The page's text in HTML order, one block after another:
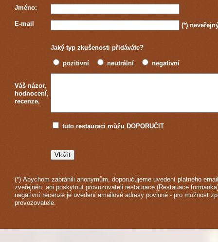
Jméno:
E-mail (*)
Jaký typ zkušenosti přidáváte?
pozitivní neutrální negativní
Váš názor,
hodnocení,
recenze,
tuto restauraci můžu DOPORUČIT
(*) Abychom zabránili anonymům, doporučujeme uvedení platného
zveřejněn, ani poskytnut provozovateli restaurace (Restauace
negativní recenze je uvedení emailové adresy povinné - pro možnost
provozovatele.